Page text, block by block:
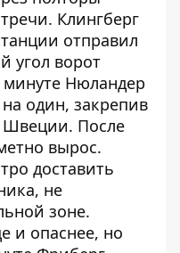
Клингберг
отправил
угол ворот
Нюландер
один, закрепив
Швеции. После
вырос.
доставить
не
зоне.
и опаснее, но